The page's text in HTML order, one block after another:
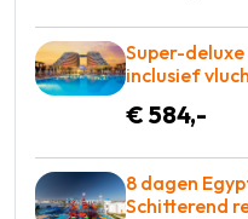
Super-
inclusief
€ 584,-
8 dagen
Schitterend